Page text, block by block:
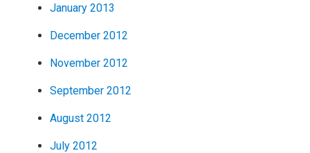
January 2013
December 2012
November 2012
September 2012
August 2012
July 2012